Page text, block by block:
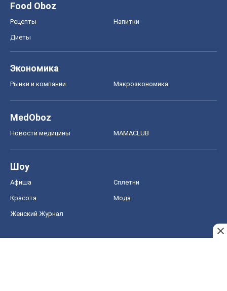
Food Oboz
Рецепты Напитки
Диеты
Экономика
Рынки и компании Mакроэкономика
MedOboz
Новости медицины MAMACLUB
Шоу
Афиша Сплетни
Красота Мода
Женский Журнал